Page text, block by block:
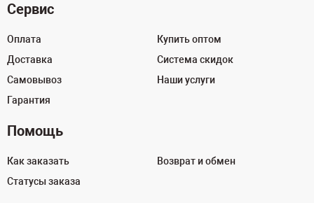
Сервис
Оплата
Доставка
Самовывоз
Гарантия
Купить оптом
Система скидок
Наши услуги
Помощь
Как заказать
Статусы заказа
Возврат и обмен